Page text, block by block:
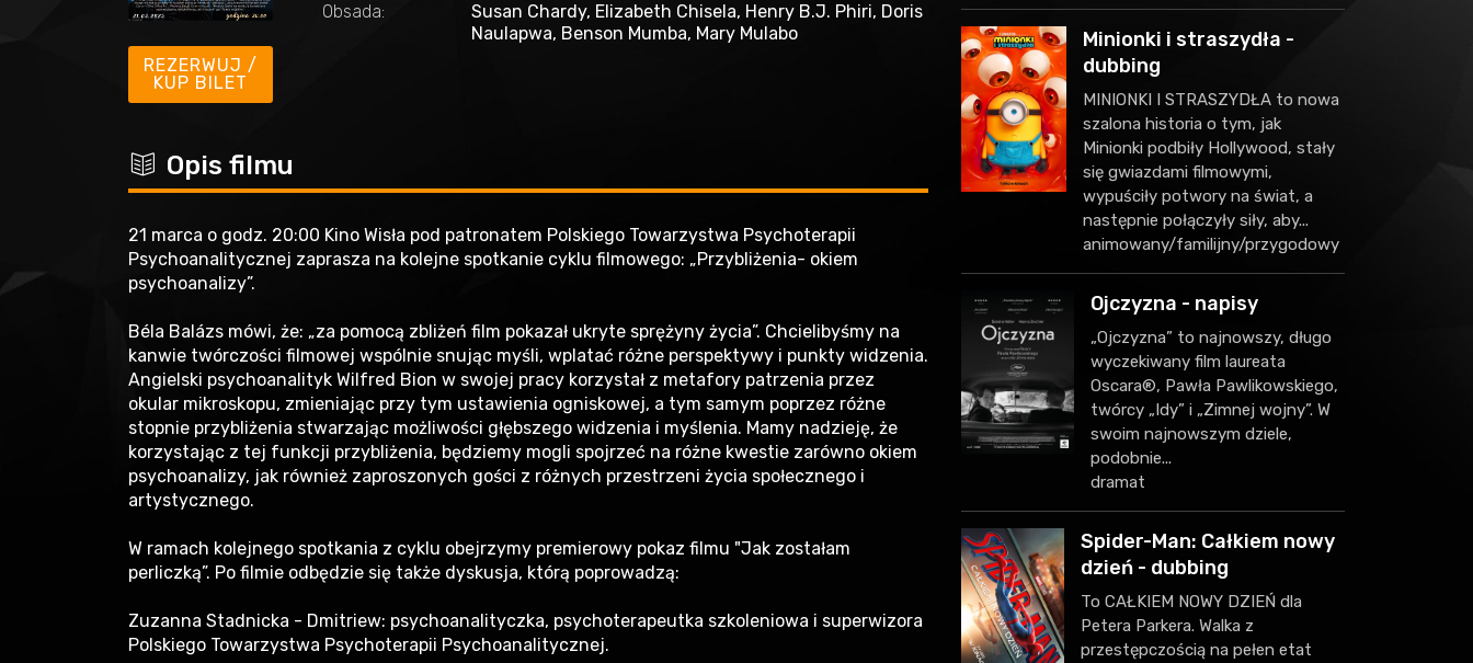
REZERWUJ /
KUP BILET
Obsada:
Susan Chardy, Elizabeth Chisela, Henry B.J. Phiri, Doris
Naulapwa, Benson Mumba, Mary Mulabo
c Opis filmu
21 marca o godz. 20:00 Kino Wisła pod patronatem Polskiego Towarzystwa Psychoterapii
Psychoanalitycznej zaprasza na kolejne spotkanie cyklu filmowego: „Przybliżenia- okiem
psychoanalizy”.
Béla Balázs mówi, że: „za pomocą zbliżeń film pokazał ukryte sprężyny życia”. Chcielibyśmy na
kanwie twórczości filmowej wspólnie snując myśli, wplatać różne perspektywy i punkty widzenia.
Angielski psychoanalityk Wilfred Bion w swojej pracy korzystał z metafory patrzenia przez
okular mikroskopu, zmieniając przy tym ustawienia ogniskowej, a tym samym poprzez różne
stopnie przybliżenia stwarzając możliwości głębszego widzenia i myślenia. Mamy nadzieję, że
korzystając z tej funkcji przybliżenia, będziemy mogli spojrzeć na różne kwestie zarówno okiem
psychoanalizy, jak również zaproszonych gości z różnych przestrzeni życia społecznego i
artystycznego.
W ramach kolejnego spotkania z cyklu obejrzymy premierowy pokaz filmu "Jak zostałam
perliczką”. Po filmie odbędzie się także dyskusja, którą poprowadzą:
Zuzanna Stadnicka - Dmitriew: psychoanalityczka, psychoterapeutka szkoleniowa i superwizora
Polskiego Towarzystwa Psychoterapii Psychoanalitycznej.
Minionki i straszydła -
dubbing
MINIONKI I STRASZYDŁA to nowa
szalona historia o tym, jak
Minionki podbiły Hollywood, stały
się gwiazdami filmowymi,
wypuściły potwory na świat, a
następnie połączyły siły, aby...
animowany/familijny/przygodowy
Ojczyzna - napisy
„Ojczyzna” to najnowszy, długo
wyczekiwany film laureata
Oscara®, Pawła Pawlikowskiego,
twórcy „Idy” i „Zimnej wojny”. W
swoim najnowszym dziele,
podobnie...
dramat
Spider-Man: Całkiem nowy
dzień - dubbing
To CAŁKIEM NOWY DZIEŃ dla
Petera Parkera. Walka z
przestępczością na pełen etat